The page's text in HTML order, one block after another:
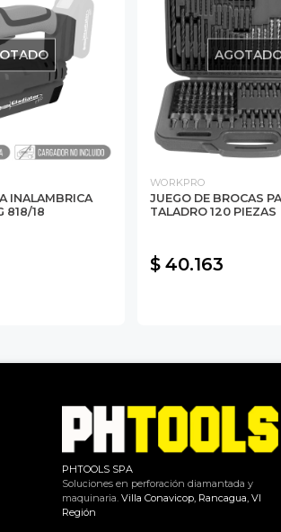
INALAMBRICA
818/18
WORKPRO
JUEGO DE BROCAS
TALADRO 120 PIEZAS
$ 40.163
PHTOOLS SPA
Soluciones en perforación diamantada y
maquinaria. Villa Conavicop, Rancagua, VI
Región